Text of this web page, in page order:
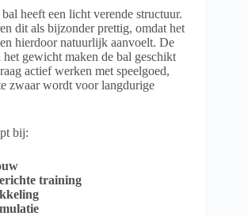
heeft een licht verende structuur.
dit als bijzonder prettig, omdat het
hierdoor natuurlijk aanvoelt. De
het gewicht maken de bal geschikt
actief werken met speelgoed,
zwaar wordt voor langdurige
bij:
training